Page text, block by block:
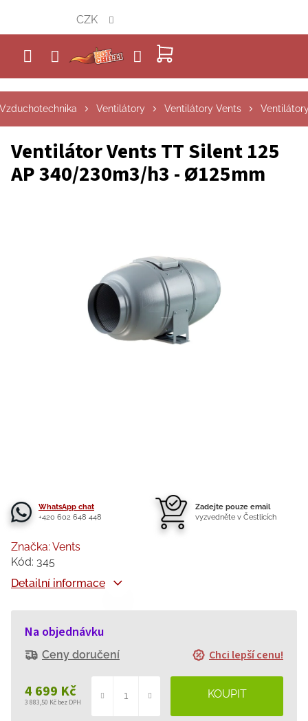
obsah
NÁKUPNÍ
KOŠÍK
CZK
Vzduchotechnika Ventilátory Ventilátory Vents
Ventilátor Vents TT Silent 125
AP 340/230m3/h3 - Ø125mm
WhatsApp chat
+420 602 648 448
Zadejte pouze email
vyzvedněte v Čestlicích
4 699 Kč
3 883,50 Kč bez DPH
Na objednávku
Ceny doručení Chci lepší cenu!
Detailní informace
Značka: Vents
Kód: 345